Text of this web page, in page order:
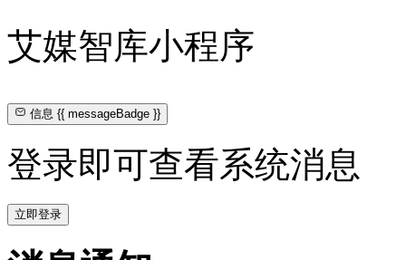
艾媒智库小程序
信息{{ messageBadge }}
登录即可查看系统消息
立即登录